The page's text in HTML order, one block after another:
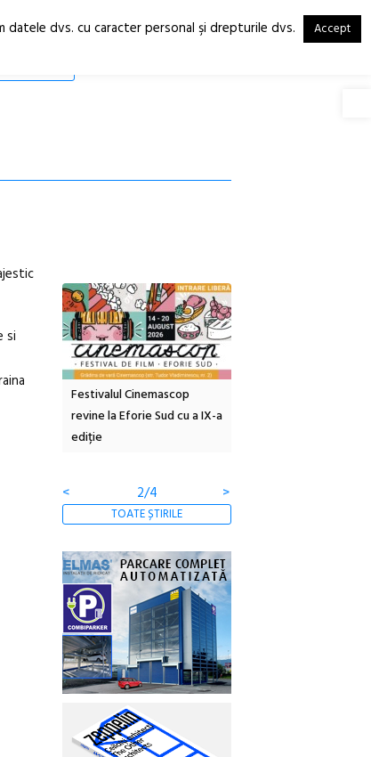
RO
EN
si
Festivalul Cinemascop
revine la Eforie Sud cu a IX-a
ediție
<
2/4 >
TOATE ȘTIRILE
dvs. cu caracter personal şi drepturile dvs. Accept